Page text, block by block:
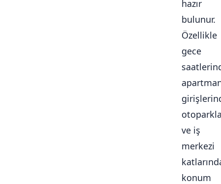
hazır
bulunur.
Özellikle
gece
ve iş
merkezi
konum